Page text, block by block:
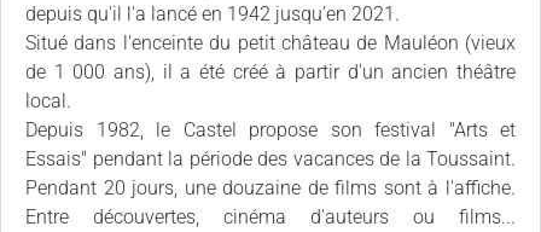
depuis qu'il l'a lancé en 1942 jusqu’en 2021.
Situé dans l'enceinte du petit château de Mauléon (vieux
de 1 000 ans), il a été créé à partir d'un ancien théâtre
local.
Depuis 1982, le Castel propose son festival "Arts et
Essais" pendant la période des vacances de la Toussaint.
Pendant 20 jours, une douzaine de films sont à l'affiche.
Entre découvertes, cinéma d'auteurs ou films...